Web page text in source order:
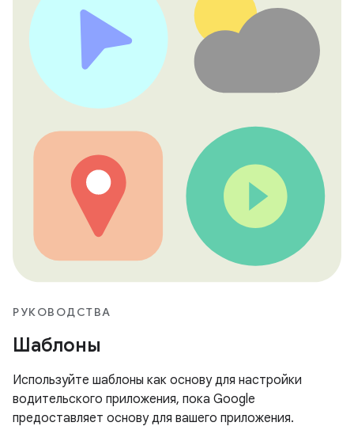
РУКОВОДСТВА
Шаблоны
Используйте шаблоны как основу для настройки
водительского приложения, пока Google
предоставляет основу для вашего приложения.